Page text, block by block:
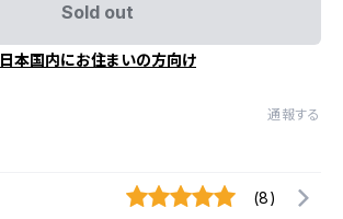
Sold out
日本国内にお住まいの方向け
通報する
(8)